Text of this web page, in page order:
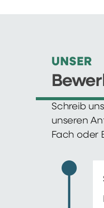
UNSER
Schreib
unseren
Fach oder